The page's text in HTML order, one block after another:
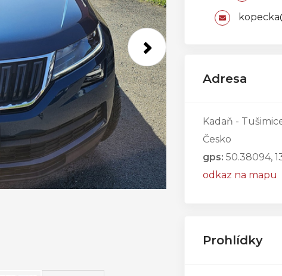
Adresa
Kadaň -
Česko
gps: 50.38094,
odkaz na mapu
Prohlídky